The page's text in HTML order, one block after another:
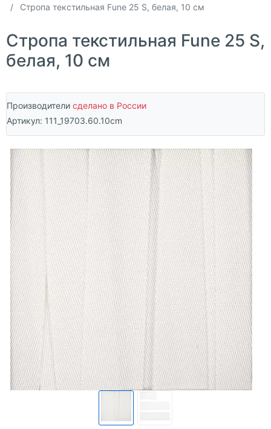
Стропа текстильная Fune 25 S, белая, 10 см
Стропа текстильная Fune 25 S,
белая, 10 см
Производители сделано в России
Артикул: 111_19703.60.10cm